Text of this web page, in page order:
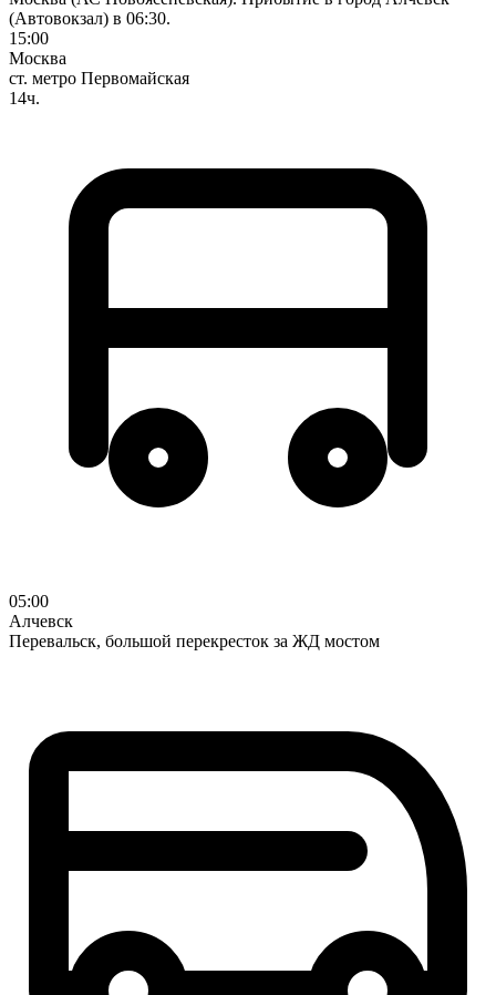
(Автовокзал) в 06:30.
15:00
Москва
ст. метро Первомайская
14ч.
05:00
Алчевск
Перевальск, большой перекресток за ЖД мостом